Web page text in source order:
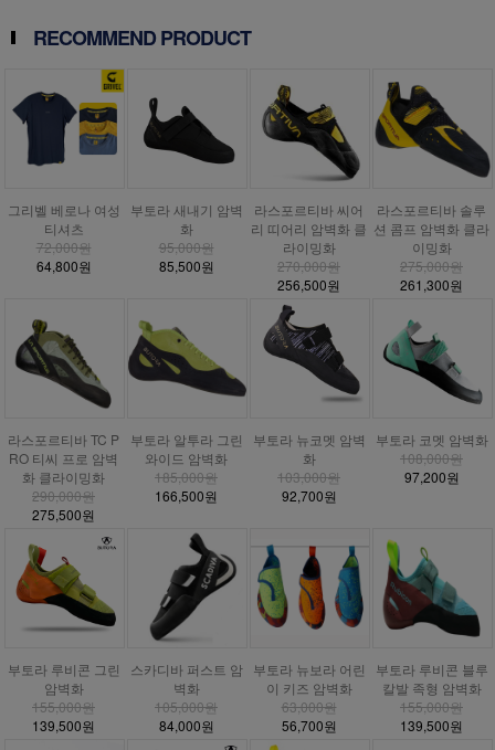
RECOMMEND PRODUCT
그리벨 베로나 여성
티셔츠
72,000원
64,800원
부토라 새내기 암벽
화
95,000원
85,500원
라스포르티바 씨어
리 띠어리 암벽화 클
라이밍화
270,000원
256,500원
라스포르티바 솔루
션 콤프 암벽화 클라
이밍화
275,000원
261,300원
라스포르티바 TC P
RO 티씨 프로 암벽
화 클라이밍화
290,000원
275,500원
부토라 알투라 그린
와이드 암벽화
185,000원
166,500원
부토라 뉴코멧 암벽
화
103,000원
92,700원
부토라 코멧 암벽화
108,000원
97,200원
부토라 루비콘 그린
암벽화
155,000원
139,500원
스카디바 퍼스트 암
벽화
105,000원
84,000원
부토라 뉴보라 어린
이 키즈 암벽화
63,000원
56,700원
부토라 루비콘 블루
칼발 족형 암벽화
155,000원
139,500원